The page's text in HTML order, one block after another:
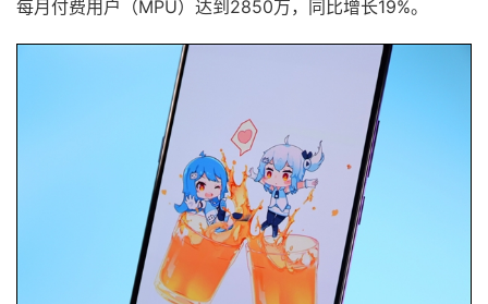
每月付费用户（MPU）达到2850万，同比增长19%。